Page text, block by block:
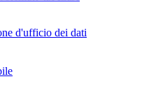
d'ufficio dei dati